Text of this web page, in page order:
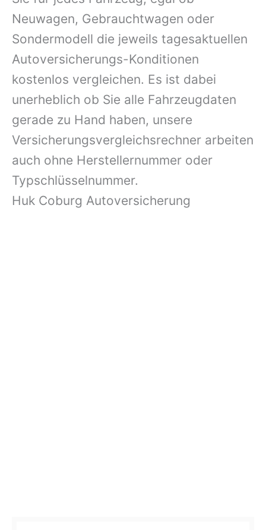
Neuwagen, Gebrauchtwagen oder
Sondermodell die jeweils tagesaktuellen
Autoversicherungs-Konditionen
kostenlos vergleichen. Es ist dabei
unerheblich ob Sie alle Fahrzeugdaten
gerade zu Hand haben, unsere
Versicherungsvergleichsrechner arbeiten
auch ohne Herstellernummer oder
Typschlüsselnummer.
Huk Coburg Autoversicherung